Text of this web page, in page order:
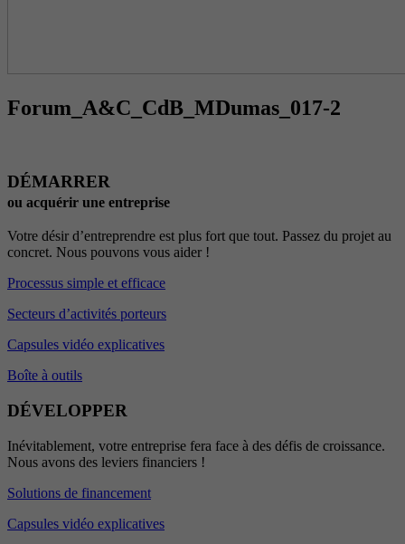
Forum_A&C_CdB_MDumas_017-2
DÉMARRER
ou acquérir une entreprise
Votre désir d’entreprendre est plus fort que tout. Passez du projet au
concret. Nous pouvons vous aider !
Processus simple et efficace
Secteurs d’activités porteurs
Capsules vidéo explicatives
Boîte à outils
DÉVELOPPER
Inévitablement, votre entreprise fera face à des défis de croissance.
Nous avons des leviers financiers !
Solutions de financement
Capsules vidéo explicatives